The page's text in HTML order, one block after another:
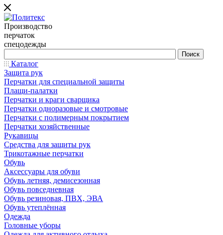
Производство
перчаток
спецодежды
Каталог
Защита рук
Перчатки для специальной защиты
Плащи-палатки
Перчатки и краги сварщика
Перчатки одноразовые и смотровые
Перчатки с полимерным покрытием
Перчатки хозяйственные
Рукавицы
Средства для защиты рук
Трикотажные перчатки
Обувь
Аксессуары для обуви
Обувь летняя, демисезонная
Обувь повседневная
Обувь резиновая, ПВХ, ЭВА
Обувь утеплённая
Одежда
Головные уборы